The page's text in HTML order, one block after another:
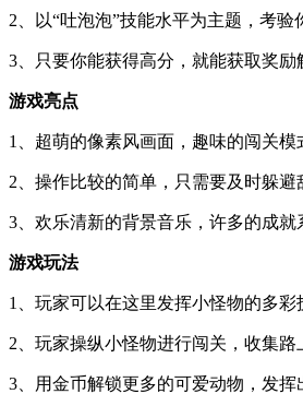
2、以“吐泡泡”技能水平为主题，考验
3、只要你能获得高分，就能获取奖励
游戏亮点
1、超萌的像素风画面，趣味的闯关
2、操作比较的简单，只需要及时躲避
3、欢乐清新的背景音乐，许多的成就
游戏玩法
1、玩家可以在这里发挥小怪物的多
2、玩家操纵小怪物进行闯关，收集
3、用金币解锁更多的可爱动物，发挥